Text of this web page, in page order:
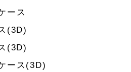
ース
(3D)
(3D)
ース(3D)